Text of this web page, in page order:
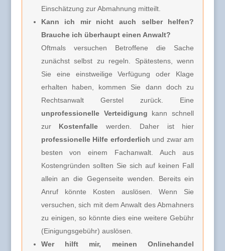
Einschätzung zur Abmahnung mitteilt.
Kann ich mir nicht auch selber helfen?
Brauche ich überhaupt einen Anwalt?
Oftmals versuchen Betroffene die Sache
zunächst selbst zu regeln. Spätestens, wenn
Sie eine einstweilige Verfügung oder Klage
erhalten haben, kommen Sie dann doch zu
Rechtsanwalt Gerstel zurück. Eine
unprofessionelle Verteidigung kann schnell
zur Kostenfalle werden. Daher ist hier
professionelle Hilfe erforderlich und zwar am
besten von einem Fachanwalt. Auch aus
Kostengründen sollten Sie sich auf keinen Fall
allein an die Gegenseite wenden. Bereits ein
Anruf könnte Kosten auslösen. Wenn Sie
versuchen, sich mit dem Anwalt des Abmahners
zu einigen, so könnte dies eine weitere Gebühr
(Einigungsgebühr) auslösen.
Wer hilft mir, meinen Onlinehandel